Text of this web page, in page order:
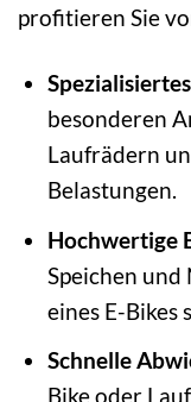
profitieren Sie
besonderen
Laufrädern
Belastungen.
Hochwertige
Speichen und
eines E-Bikes
Schnelle
Bike oder